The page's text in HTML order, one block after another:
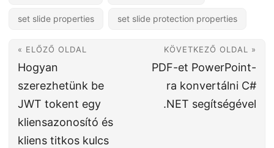
set slide properties set slide protection properties
« ELŐZŐ OLDAL
Hogyan
szerezhetünk be
JWT tokent egy
kliensazonosító és
kliens titkos kulcs
KÖVETKEZŐ OLDAL »
PDF-et PowerPoint-
ra konvertálni C#
.NET segítségével